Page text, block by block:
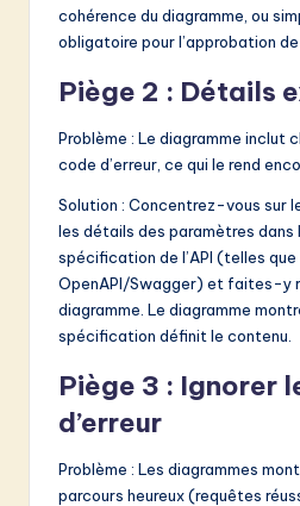
cohérence du diagramme, ou
obligatoire pour l’approbation
Piège 2 : Détails
Problème : Le diagramme inclut
code d’erreur, ce qui le rend
Solution : Concentrez-vous sur
les détails des paramètres
spécification de l’API (telles
OpenAPI/Swagger) et faites-y
diagramme. Le diagramme
spécification définit le contenu.
Piège 3 : Ignorer
d’erreur
Problème : Les diagrammes
parcours heureux (requêtes